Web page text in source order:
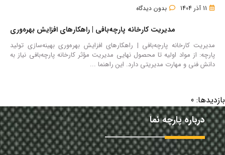
11 آذر 1404 بدون دیدگاه
مدیریت کارخانه پارچه‌بافی | راهکارهای افزایش بهره‌وری
مدیریت کارخانه پارچه‌بافی | راهکارهای افزایش بهره‌وری بهینه‌سازی تولید
پارچه: از مواد اولیه تا محصول نهایی مدیریت مؤثر کارخانه پارچه‌بافی نیاز به
دانش فنی و مهارت مدیریتی دارد. این راهنما ...
بازدیدها: 0
درباره پارچه نما